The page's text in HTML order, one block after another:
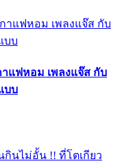
าแฟหอม เพลงแจ๊ส กับ
บบ